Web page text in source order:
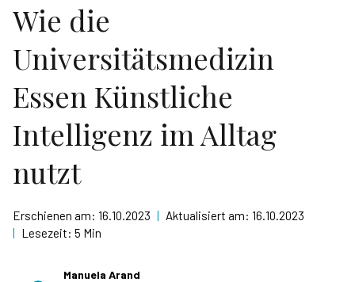
Wie die
Universitätsmedizin
Essen Künstliche
Intelligenz im Alltag
nutzt
Erschienen am: 16.10.2023 | Aktualisiert am: 16.10.2023
| Lesezeit: 5 Min
Manuela Arand